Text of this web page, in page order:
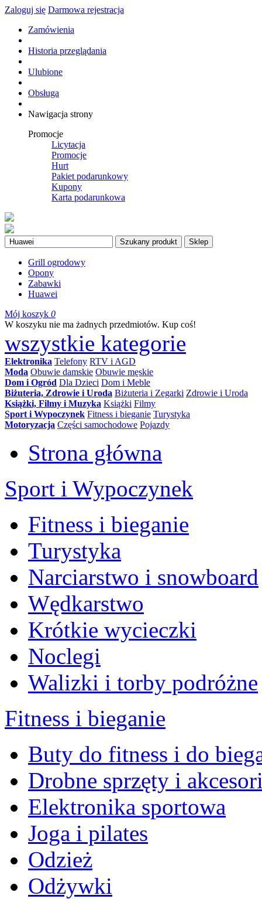
Zaloguj się Darmowa rejestracja
Zamówienia
Historia przeglądania
Ulubione
Obsługa
Nawigacja strony
Promocje
Licytacja
Promocje
Hurt
Pakiet podarunkowy
Kupony
Karta podarunkowa
Szukany produkt Sklep
Grill ogrodowy
Opony
Zabawki
Huawei
Mój koszyk 0
W koszyku nie ma żadnych przedmiotów. Kup coś!
wszystkie kategorie
Elektronika Telefony RTV i AGD
Moda Obuwie damskie Obuwie męskie
Dom i Ogród Dla Dzieci Dom i Meble
Biżuteria, Zdrowie i Uroda Biżuteria i Zegarki Zdrowie i Uroda
Książki, Filmy i Muzyka Książki Filmy
Sport i Wypoczynek Fitness i bieganie Turystyka
Motoryzacja Części samochodowe Pojazdy
Strona główna
Sport i Wypoczynek
Fitness i bieganie
Turystyka
Narciarstwo i snowboard
Wędkarstwo
Krótkie wycieczki
Noclegi
Walizki i torby podróżne
Fitness i bieganie
Buty do fitness i do
Drobne sprzęty i
Elektronika sportowa
Joga i pilates
Odzież
Odżywki